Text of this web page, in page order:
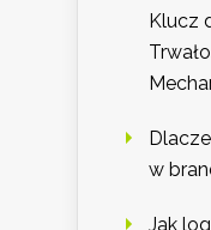
Klucz
w
Jak